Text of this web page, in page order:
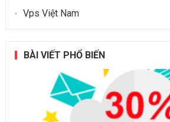
Vps Việt Nam
BÀI VIẾT PHỔ BIẾN